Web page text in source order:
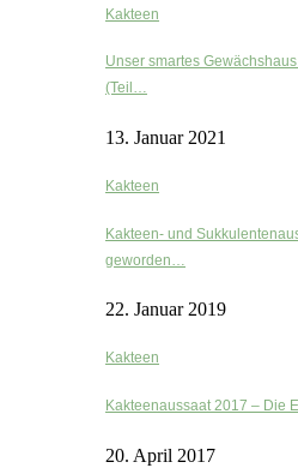
Kakteen
Unser smartes
(Teil…
13. Januar 2021
Kakteen
Kakteen- und
geworden…
22. Januar 2019
Kakteen
Kakteenaussaat 2017 – Die
20. April 2017